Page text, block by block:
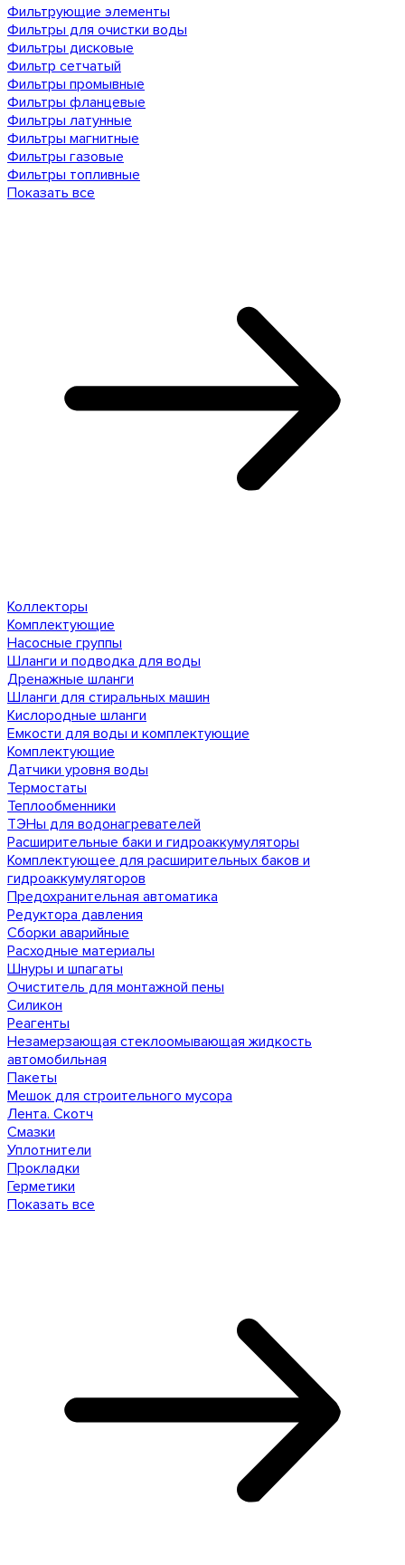
Фильтрующие элементы
Фильтры для очистки воды
Фильтры дисковые
Фильтр сетчатый
Фильтры промывные
Фильтры фланцевые
Фильтры латунные
Фильтры магнитные
Фильтры газовые
Фильтры топливные
Показать все
Коллекторы
Комплектующие
Насосные группы
Шланги и подводка для воды
Дренажные шланги
Шланги для стиральных машин
Кислородные шланги
Емкости для воды и комплектующие
Комплектующие
Датчики уровня воды
Термостаты
Теплообменники
ТЭНы для водонагревателей
Расширительные баки и гидроаккумуляторы
Комплектующее для расширительных баков и
гидроаккумуляторов
Предохранительная автоматика
Редуктора давления
Сборки аварийные
Расходные материалы
Шнуры и шпагаты
Очиститель для монтажной пены
Силикон
Реагенты
Незамерзающая стеклоомывающая жидкость
автомобильная
Пакеты
Мешок для строительного мусора
Лента. Скотч
Смазки
Уплотнители
Прокладки
Герметики
Показать все